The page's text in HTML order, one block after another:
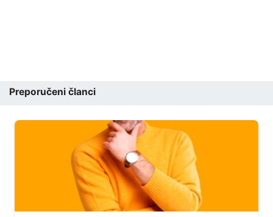
Preporučeni članci